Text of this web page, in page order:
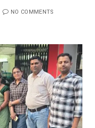
NO COMMENTS